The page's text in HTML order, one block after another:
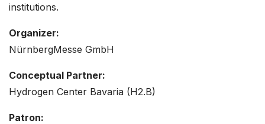
institutions.
Organizer:
NürnbergMesse GmbH
Conceptual Partner:
Hydrogen Center Bavaria (H2.B)
Patron: